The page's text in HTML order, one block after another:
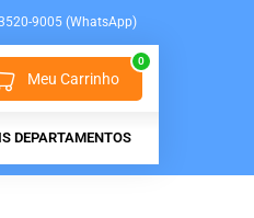
9005 (WhatsApp)
Meu Carrinho
0
DEPARTAMENTOS